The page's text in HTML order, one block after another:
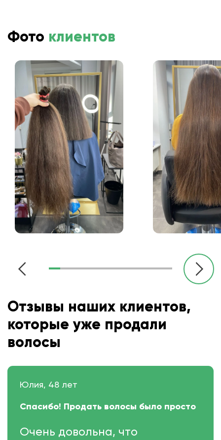
Фото клиентов
Отзывы наших клиентов,
которые уже продали
волосы
Юлия, 48 лет
Спасибо! Продать волосы было просто
Очень довольна, что